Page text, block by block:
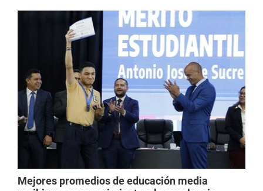
Mejores promedios de educación media